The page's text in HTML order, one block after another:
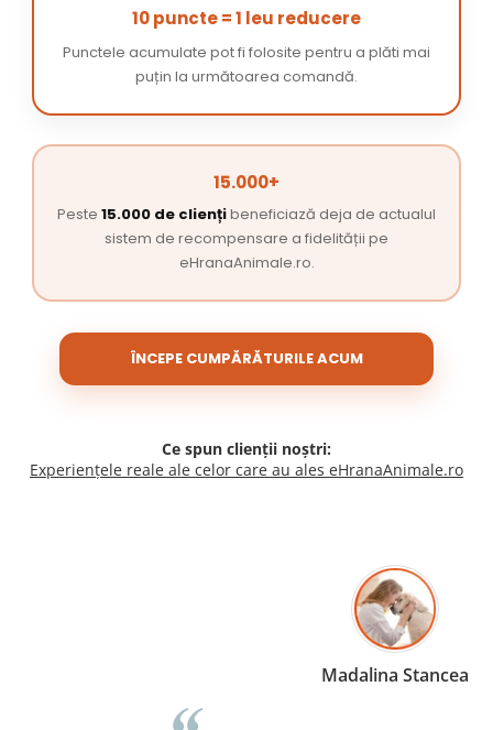
10 puncte = 1 leu reducere
Punctele acumulate pot fi folosite pentru a plăti mai
puțin la următoarea comandă.
15.000+
Peste 15.000 de cliențibeneficiază deja de actualul
sistem de recompensare a fidelității pe
eHranaAnimale.ro.
ÎNCEPE CUMPĂRĂTURILE ACUM
Ce spun clienții noștri:
Experiențele reale ale celor care au ales eHranaAnimale.ro